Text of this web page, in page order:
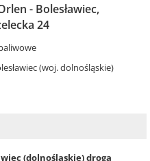
- Bolesławiec,
24
(woj. dolnośląskie)
(dolnośląskie) droga